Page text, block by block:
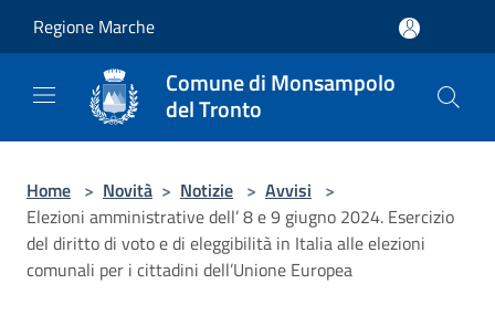
Regione Marche
Comune di Monsampolo
del Tronto
Home > Novità > Notizie > Avvisi >
Elezioni amministrative dell’ 8 e 9 giugno 2024. Esercizio
del diritto di voto e di eleggibilità in Italia alle elezioni
comunali per i cittadini dell’Unione Europea